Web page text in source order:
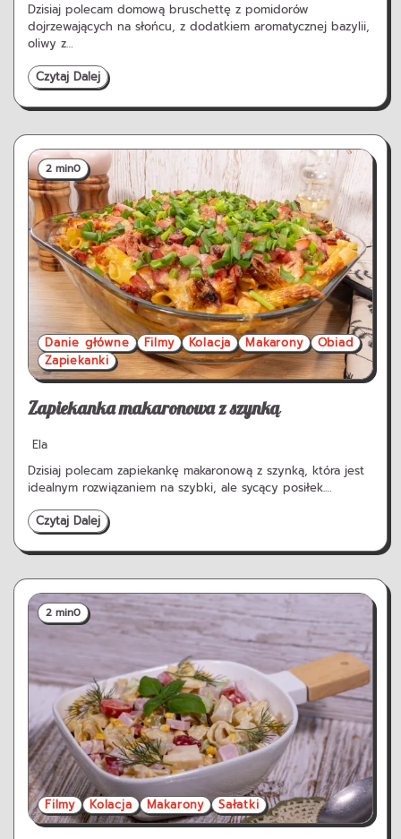
Dzisiaj polecam domową bruschettę z pomidorów
dojrzewających na słońcu, z dodatkiem aromatycznej bazylii,
oliwy z…
Czytaj Dalej
2 min0
Danie główne Filmy Kolacja Makarony
Obiad
Zapiekanki
Zapiekanka makaronowa z szynką
Ela
Dzisiaj polecam zapiekankę makaronową z szynką, która jest
idealnym rozwiązaniem na szybki, ale sycący posiłek.…
Czytaj Dalej
2 min0
Filmy Kolacja Makarony Sałatki